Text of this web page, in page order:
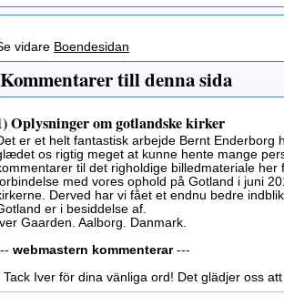
vidare Boendesidan
Kommentarer till denna sida
Oplysninger om gotlandske kirker
er et helt fantastisk arbejde Bernt Enderborg
os rigtig meget at kunne hente mange
til det righoldige billedmateriale her
med vores ophold på Gotland i juni
Derved har vi fået et endnu bedre
er i besiddelse af.
Iver Gaarden. Aalborg. Danmark.
webmastern kommenterar---
Tack Iver för dina vänliga ord! Det glädjer oss